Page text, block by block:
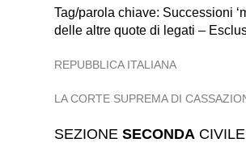
Tag/parola chiave: Successioni
delle altre quote di legati –
REPUBBLICA ITALIANA
LA CORTE SUPREMA DI
SEZIONESECONDA CIVILE